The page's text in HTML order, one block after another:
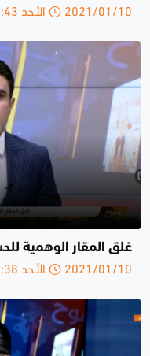
2021/01/10 الأحد 11:43 ص
غلق المقار الوهمية
2021/01/10 الأحد 11:38 ص